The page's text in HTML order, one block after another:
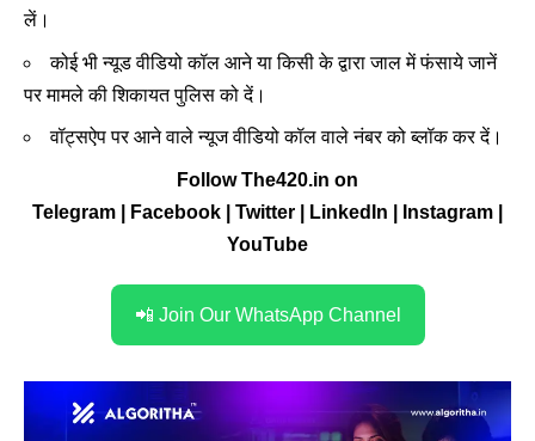
लें।
कोई भी न्यूड वीडियो कॉल आने या किसी के द्वारा जाल में फंसाये जानें
पर मामले की शिकायत पुलिस को दें।
वॉट्सऐप पर आने वाले न्यूज वीडियो कॉल वाले नंबर को ब्लॉक कर दें।
Follow The420.in on
Telegram
Facebook Twitter LinkedIn Instagram
YouTube
📲 Join Our WhatsApp Channel